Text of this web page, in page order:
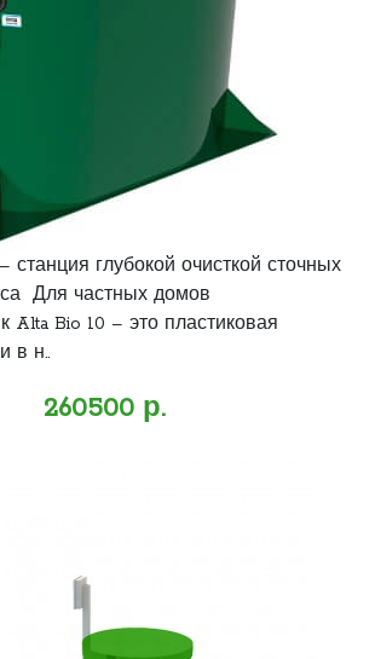
станция глубокой очисткой сточных
Для частных домов
Alta Bio 10 – это пластиковая
в н..
260500 р.